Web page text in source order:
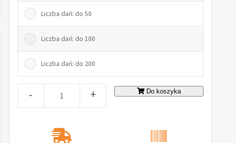
Liczba dań: do 50
Liczba dań: do 100
Liczba dań: do 200
- + Do koszyka